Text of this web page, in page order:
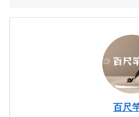
百尺